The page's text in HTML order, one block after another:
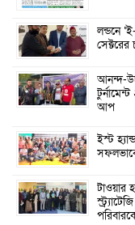
লন্ডনে
সেক্টরের
আনন্দ-
আপ
ইস্ট
টাওয়ার